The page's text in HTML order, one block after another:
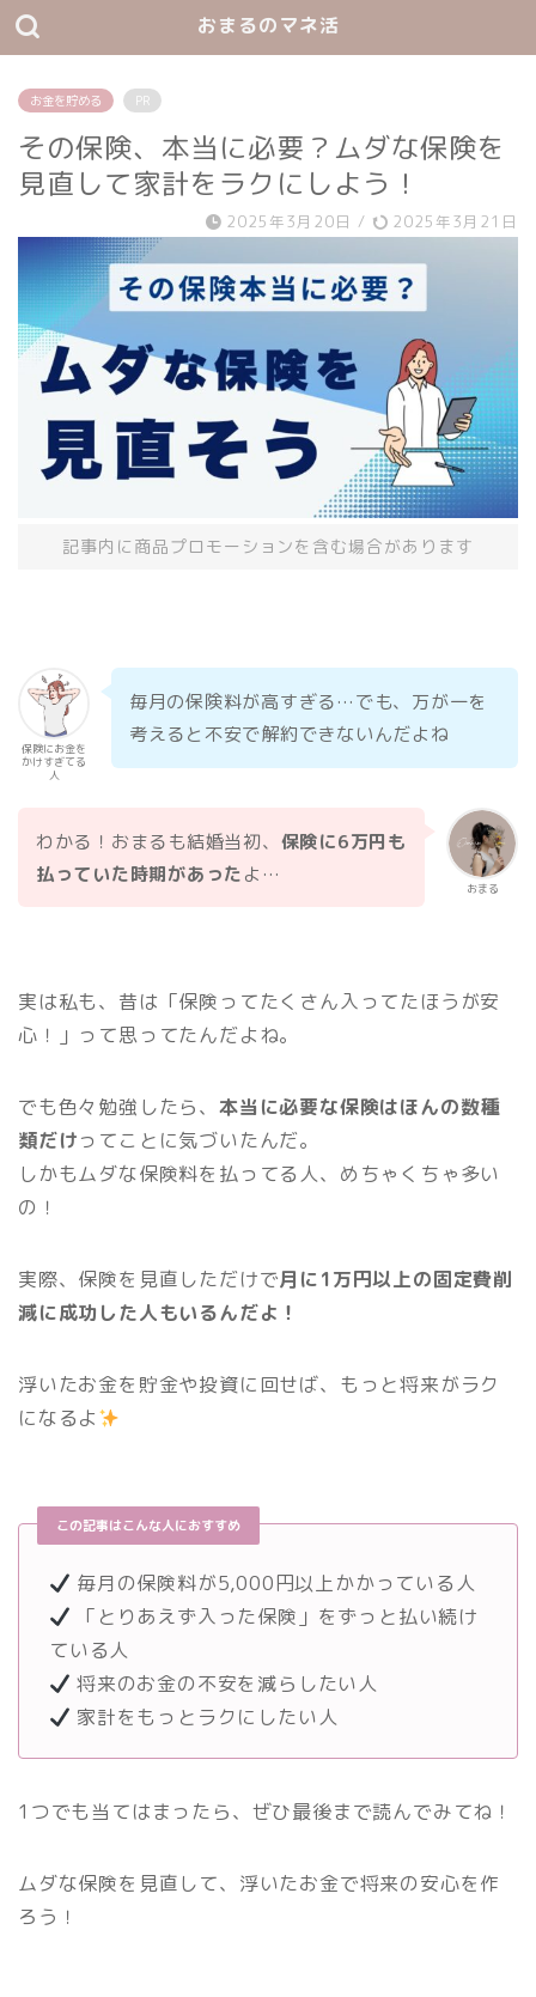
おまるのマネ活
お金を貯める PR
その保険、本当に必要？ムダな保険を
見直して家計をラクにしよう！
2025年3月20日 / 2025年3月21日
記事内に商品プロモーションを含む場合があります
保険にお金を
かけすぎてる
人
毎月の保険料が高すぎる…でも、万が一を
考えると不安で解約できないんだよね
おまる
わかる！おまるも結婚当初、 保険に6万円も
払っていた時期があったよ…
実は私も、昔は「保険ってたくさん入ってたほうが安
心！」って思ってたんだよね。
でも色々勉強したら、 本当に必要な保険はほんの数種
類だけってことに気づいたんだ。
しかもムダな保険料を払ってる人、めちゃくちゃ多い
の！
実際、保険を見直しただけで月に1万円以上の固定費削
減に成功した人もいるんだよ！
浮いたお金を貯金や投資に回せば、もっと将来がラク
になるよ
この記事はこんな人におすすめ
毎月の保険料が5,000円以上かかっている人
「とりあえず入った保険」をずっと払い続け
ている人
将来のお金の不安を減らしたい人
家計をもっとラクにしたい人
1つでも当てはまったら、ぜひ最後まで読んでみてね！
ムダな保険を見直して、浮いたお金で将来の安心を作
ろう！